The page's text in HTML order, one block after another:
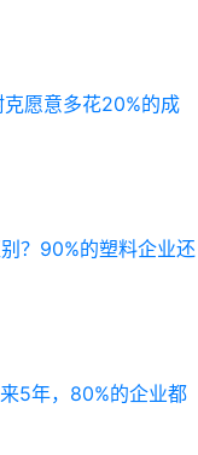
愿意多花20%的成
别？90%的塑料企业还
5年，80%的企业都